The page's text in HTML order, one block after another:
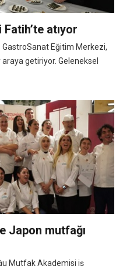
atıyor
GastroSanat Eğitim Merkezi,
getiriyor. Geleneksel
Japon mutfağı
Mutfak Akademisi iş